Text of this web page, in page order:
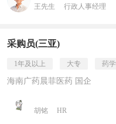
王先生 行政人事经理
采购员(三亚)
1年及以上 大专 药学
海南广药晨菲医药 国企
胡铭 HR